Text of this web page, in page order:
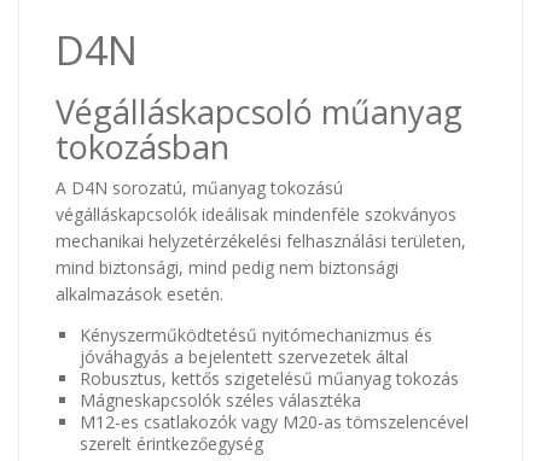
D4N
Végálláskapcsoló műanyag
tokozásban
A D4N sorozatú, műanyag tokozású
végálláskapcsolók ideálisak mindenféle szokványos
mechanikai helyzetérzékelési felhasználási területen,
mind biztonsági, mind pedig nem biztonsági
alkalmazások esetén.
Kényszerműködtetésű nyitómechanizmus és
jóváhagyás a bejelentett szervezetek által
Robusztus, kettős szigetelésű műanyag tokozás
Mágneskapcsolók széles választéka
M12-es csatlakozók vagy M20-as tömszelencével
szerelt érintkezőegység